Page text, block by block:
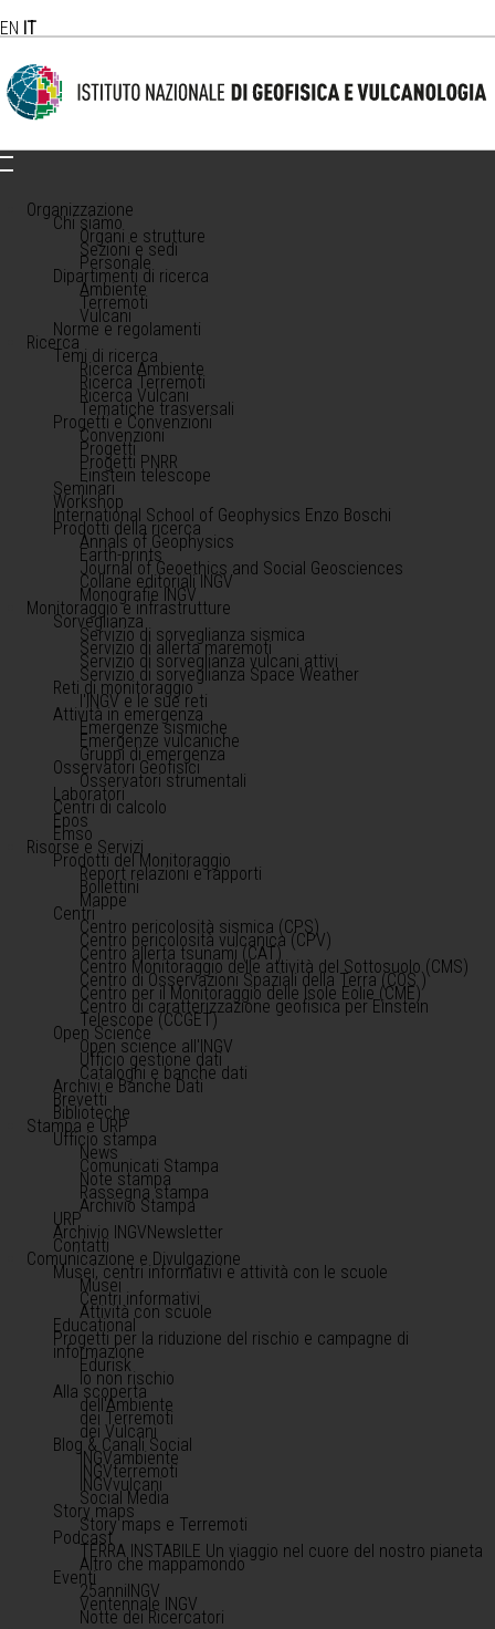
EN IT
Organizzazione
Chi siamo
Organi e strutture
Sezioni e sedi
Personale
Dipartimenti di ricerca
Ambiente
Terremoti
Vulcani
Norme e regolamenti
Ricerca
Temi di ricerca
Ricerca Ambiente
Ricerca Terremoti
Ricerca Vulcani
Tematiche trasversali
Progetti e Convenzioni
Convenzioni
Progetti
Progetti PNRR
Einstein telescope
Seminari
Workshop
International School of Geophysics Enzo Boschi
Prodotti della ricerca
Annals of Geophysics
Earth-prints
Journal of Geoethics and Social Geosciences
Collane editoriali INGV
Monografie INGV
Monitoraggio e infrastrutture
Sorveglianza
Servizio di sorveglianza sismica
Servizio di allerta maremoti
Servizio di sorveglianza vulcani attivi
Servizio di sorveglianza Space Weather
Reti di monitoraggio
l'INGV e le sue reti
Attività in emergenza
Emergenze sismiche
Emergenze vulcaniche
Gruppi di emergenza
Osservatori Geofisici
Osservatori strumentali
Laboratori
Centri di calcolo
Epos
Emso
Risorse e Servizi
Prodotti del Monitoraggio
Report relazioni e rapporti
Bollettini
Mappe
Centri
Centro pericolosità sismica (CPS)
Centro pericolosità vulcanica (CPV)
Centro allerta tsunami (CAT)
Centro Monitoraggio delle attività del Sottosuolo (CMS)
Centro di Osservazioni Spaziali della Terra (COS )
Centro per il Monitoraggio delle Isole Eolie (CME)
Centro di caratterizzazione geofisica per Einstein
Telescope (CCGET)
Open Science
Open science all'INGV
Ufficio gestione dati
Cataloghi e banche dati
Archivi e Banche Dati
Brevetti
Biblioteche
Stampa e URP
Ufficio stampa
News
Comunicati Stampa
Note stampa
Rassegna stampa
Archivio Stampa
URP
Archivio INGVNewsletter
Contatti
Comunicazione e Divulgazione
Musei, centri informativi e attività con le scuole
Musei
Centri informativi
Attività con scuole
Educational
Progetti per la riduzione del rischio e campagne di
informazione
Edurisk
Io non rischio
Alla scoperta
dell'Ambiente
dei Terremoti
dei Vulcani
Blog & Canali Social
INGVambiente
INGVterremoti
INGVvulcani
Social Media
Story maps
Story maps e Terremoti
Podcast
TERRA INSTABILE Un viaggio nel cuore del nostro pianeta
Altro che mappamondo
Eventi
25anniINGV
Ventennale INGV
Notte dei Ricercatori